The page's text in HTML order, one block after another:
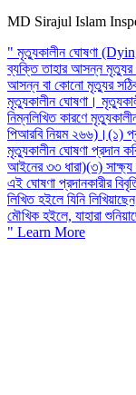
MD Sirajul Islam
" মৃত্যুকালীন ঘোষণা
ব্যক্তি তাহার আসন্ন মৃত্যুর
আসন্ন বা কোনো মৃত্যুর সঠিক
মৃত্যুকালীন ঘোষণা।
নিম্নলিখিত কারণে
পিআরবি নিয়ম ২৬৬)।(১)
মৃত্যুকালীন ঘোষণা প্রদান
আইনের ৩৩ ধারা)(৩) সাক্ষ্য
এই ঘোষণা প্রদানকারীর
লিখিত হইলে যিনি
মৌখিক হইলে, যাহারা
" Learn More